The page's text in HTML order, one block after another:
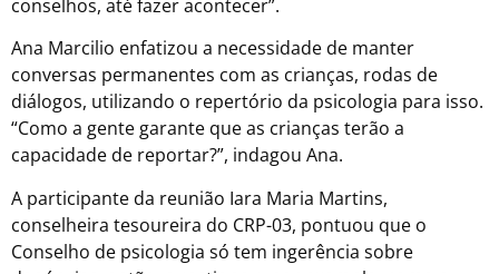
conselhos, até fazer acontecer”.
Ana Marcilio enfatizou a necessidade de manter
conversas permanentes com as crianças, rodas de
diálogos, utilizando o repertório da psicologia para isso.
“Como a gente garante que as crianças terão a
capacidade de reportar?”, indagou Ana.
A participante da reunião Iara Maria Martins,
conselheira tesoureira do CRP-03, pontuou que o
Conselho de psicologia só tem ingerência sobre